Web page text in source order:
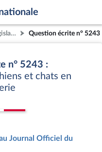
Question écrite n° 5243
n° 5243 :
et chats en
Journal Officiel du